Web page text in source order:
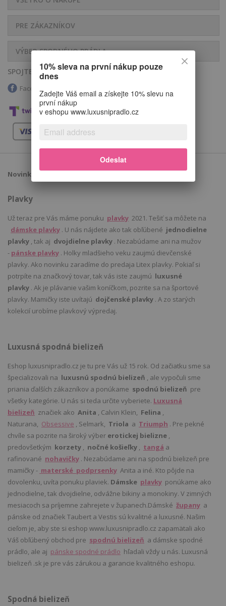
PRE ZÁKAZNÍKOV
VÝBER SPODNÉHO PRÁDLA
SPOJTE SA S NAMI
Facebook
Novinky
Plavky
Už teraz pre Vás máme ponuku plavky 2021. Tešiť sa môžete na
dámske plavky . U nás nájdete ako tak obľúbené jednodielne
plavky , tak aj dvojdielne plavky . Nezabúdame ani na mužov
- pánske plavky . Holky mladšieho veku zaujmú dievčenské
plavky. Ako novinku zaradíme do predaja Litex plavky. Pokiaľ si
potrpíte na značkový tovar, tak vás iste zaujmú luxusné
plavky . Ak je plávanie vašim koníčkom, pozrite sa na športové
plavky. Mamičky iste uvítajú dojčenské plavky . A zo starých
kolekcií urobíme plavkový výpredaj.
Luxusná spodná bielizeň
Eshop luxusnipradlo.cz je tu pre Vás už 15 rok. Od začiatku sme sa
špecializovali na luxusnú spodnú bielizeň , ale vypočuli sme
priania ďalších zákazníkov a ponúkame spodnú bielizeň pre
všetky kategórie. U nás si teda určite vyberiete. Luxusná
bielizeň značiek ako Anita , Calvin Klein, Felina ,
Naturana, Obsessive , Selmark, Triola a Triumph . Pre pekné
chvíle sa pozrite na široký výber erotickej bielizne ,
predovšetkým korzety , nočné košieľky , tangá a
rafinované nohavičky . Nezabúdame ani na spodnú bielizeň pre
mamičky - materské podprsenky Anita a iné. Kto pôjde na
dovolenku, uvíta ponuku plaviek. Dámske plavky ponúkame ako
jednodielne, tak dvojdielne, odvážne bikiny a monokiny. V zimných
mesiacoch sa príjemne zahrejete v županech.Dámské župany a
pánske od značiek Taubert a Vestis sú kvalitné a luxusné. Našim
cieľom je, aby ste si eshop www.luxusnipradlo.cz zapamätali ako
Váš obľúbený obchod pre spodnú bielizeň a dámske spodné
prádlo, ale aj pánske spodné prádlo hľadali vždy u nás. Luxusná
bielizeň .sk je pre vás zárukou a garancie kvalitného eshopu.
Spodná bielizeň
10% sleva na první nákup pouze
dnes
Zadejte Váš email a získejte 10% slevu na
první nákup
v eshopu www.luxusnipradlo.cz
Odeslat